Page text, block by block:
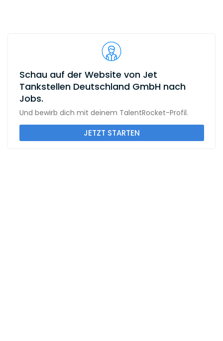
Schau auf der Website von Jet
Tankstellen Deutschland GmbH nach
Jobs.
Und bewirb dich mit deinem TalentRocket-Profil.
JETZT STARTEN